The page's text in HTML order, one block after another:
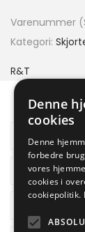
Varenummer
Kategori:
R&T
Beskrivelse
Brand
Denne
cookies
Denne
forbedre
vores
cookies i
cookiepolitik.